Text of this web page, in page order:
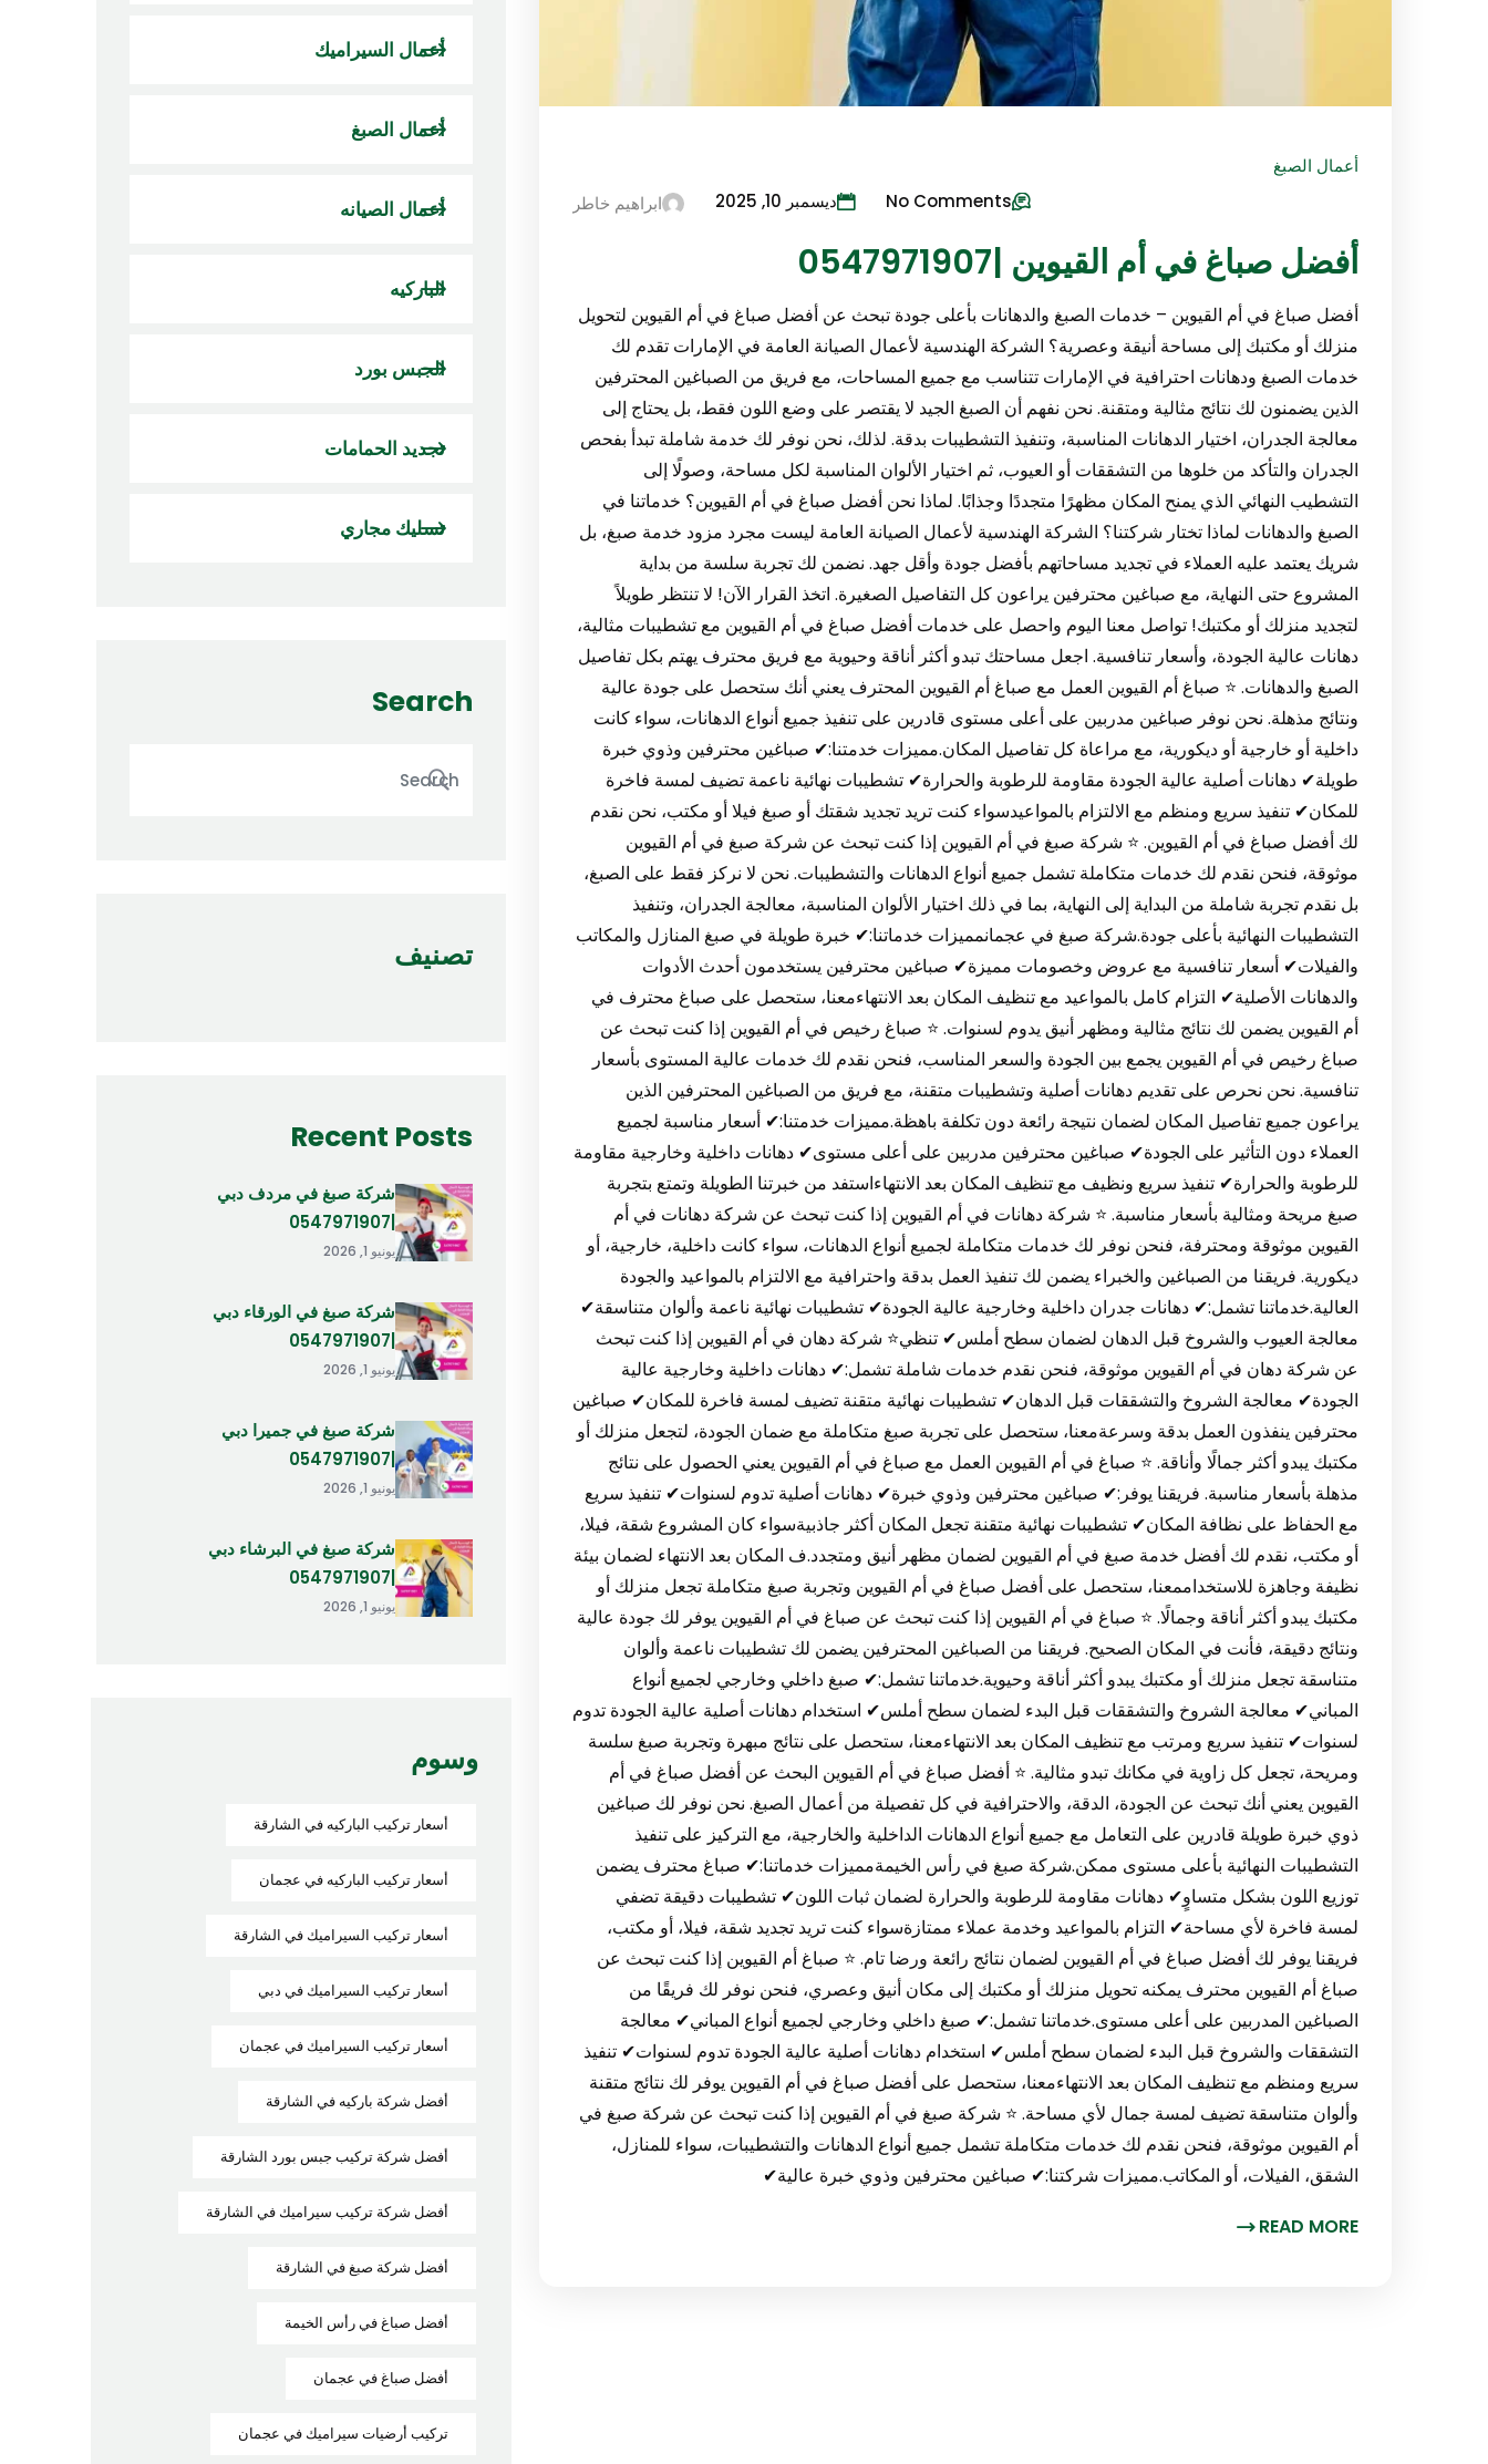
أعمال الصبغ
ابراهيم خاطر
ديسمبر 10, 2025 No Comments
أفضل صباغ في أم القيوين |0547971907
أفضل صباغ في أم القيوين – خدمات الصبغ والدهانات بأعلى جودة تبحث عن أفضل صباغ في أم القيوين لتحويل
منزلك أو مكتبك إلى مساحة أنيقة وعصرية؟ الشركة الهندسية لأعمال الصيانة العامة في الإمارات تقدم لك
خدمات الصبغ ودهانات احترافية في الإمارات تتناسب مع جميع المساحات، مع فريق من الصباغين المحترفين
الذين يضمنون لك نتائج مثالية ومتقنة. نحن نفهم أن الصبغ الجيد لا يقتصر على وضع اللون فقط، بل يحتاج إلى
معالجة الجدران، اختيار الدهانات المناسبة، وتنفيذ التشطيبات بدقة. لذلك، نحن نوفر لك خدمة شاملة تبدأ بفحص
الجدران والتأكد من خلوها من التشققات أو العيوب، ثم اختيار الألوان المناسبة لكل مساحة، وصولًا إلى
التشطيب النهائي الذي يمنح المكان مظهرًا متجددًا وجذابًا. لماذا نحن أفضل صباغ في أم القيوين؟ خدماتنا في
الصبغ والدهانات لماذا تختار شركتنا؟ الشركة الهندسية لأعمال الصيانة العامة ليست مجرد مزود خدمة صبغ، بل
شريك يعتمد عليه العملاء في تجديد مساحاتهم بأفضل جودة وأقل جهد. نضمن لك تجربة سلسة من بداية
المشروع حتى النهاية، مع صباغين محترفين يراعون كل التفاصيل الصغيرة. اتخذ القرار الآن! لا تنتظر طويلاً
لتجديد منزلك أو مكتبك! تواصل معنا اليوم واحصل على خدمات أفضل صباغ في أم القيوين مع تشطيبات مثالية،
دهانات عالية الجودة، وأسعار تنافسية. اجعل مساحتك تبدو أكثر أناقة وحيوية مع فريق محترف يهتم بكل تفاصيل
الصبغ والدهانات. ⭐ صباغ أم القيوين العمل مع صباغ أم القيوين المحترف يعني أنك ستحصل على جودة عالية
ونتائج مذهلة. نحن نوفر صباغين مدربين على أعلى مستوى قادرين على تنفيذ جميع أنواع الدهانات، سواء كانت
داخلية أو خارجية أو ديكورية، مع مراعاة كل تفاصيل المكان.مميزات خدمتنا:✔ صباغين محترفين وذوي خبرة
طويلة✔ دهانات أصلية عالية الجودة مقاومة للرطوبة والحرارة✔ تشطيبات نهائية ناعمة تضيف لمسة فاخرة
للمكان✔ تنفيذ سريع ومنظم مع الالتزام بالمواعيدسواء كنت تريد تجديد شقتك أو صبغ فيلا أو مكتب، نحن نقدم
لك أفضل صباغ في أم القيوين. ⭐ شركة صبغ في أم القيوين إذا كنت تبحث عن شركة صبغ في أم القيوين
موثوقة، فنحن نقدم لك خدمات متكاملة تشمل جميع أنواع الدهانات والتشطيبات. نحن لا نركز فقط على الصبغ،
بل نقدم تجربة شاملة من البداية إلى النهاية، بما في ذلك اختيار الألوان المناسبة، معالجة الجدران، وتنفيذ
التشطيبات النهائية بأعلى جودة.شركة صبغ في عجمانمميزات خدماتنا:✔ خبرة طويلة في صبغ المنازل والمكاتب
والفيلات✔ أسعار تنافسية مع عروض وخصومات مميزة✔ صباغين محترفين يستخدمون أحدث الأدوات
والدهانات الأصلية✔ التزام كامل بالمواعيد مع تنظيف المكان بعد الانتهاءمعنا، ستحصل على صباغ محترف في
أم القيوين يضمن لك نتائج مثالية ومظهر أنيق يدوم لسنوات. ⭐ صباغ رخيص في أم القيوين إذا كنت تبحث عن
صباغ رخيص في أم القيوين يجمع بين الجودة والسعر المناسب، فنحن نقدم لك خدمات عالية المستوى بأسعار
تنافسية. نحن نحرص على تقديم دهانات أصلية وتشطيبات متقنة، مع فريق من الصباغين المحترفين الذين
يراعون جميع تفاصيل المكان لضمان نتيجة رائعة دون تكلفة باهظة.مميزات خدمتنا:✔ أسعار مناسبة لجميع
العملاء دون التأثير على الجودة✔ صباغين محترفين مدربين على أعلى مستوى✔ دهانات داخلية وخارجية مقاومة
للرطوبة والحرارة✔ تنفيذ سريع ونظيف مع تنظيف المكان بعد الانتهاءاستفد من خبرتنا الطويلة وتمتع بتجربة
صبغ مريحة ومثالية بأسعار مناسبة. ⭐ شركة دهانات في أم القيوين إذا كنت تبحث عن شركة دهانات في أم
القيوين موثوقة ومحترفة، فنحن نوفر لك خدمات متكاملة لجميع أنواع الدهانات، سواء كانت داخلية، خارجية، أو
ديكورية. فريقنا من الصباغين والخبراء يضمن لك تنفيذ العمل بدقة واحترافية مع الالتزام بالمواعيد والجودة
العالية.خدماتنا تشمل:✔ دهانات جدران داخلية وخارجية عالية الجودة✔ تشطيبات نهائية ناعمة وألوان متناسقة✔
معالجة العيوب والشروخ قبل الدهان لضمان سطح أملس✔ تنظي⭐ شركة دهان في أم القيوين إذا كنت تبحث
عن شركة دهان في أم القيوين موثوقة، فنحن نقدم خدمات شاملة تشمل:✔ دهانات داخلية وخارجية عالية
الجودة✔ معالجة الشروخ والتشققات قبل الدهان✔ تشطيبات نهائية متقنة تضيف لمسة فاخرة للمكان✔ صباغين
محترفين ينفذون العمل بدقة وسرعةمعنا، ستحصل على تجربة صبغ متكاملة مع ضمان الجودة، لتجعل منزلك أو
مكتبك يبدو أكثر جمالًا وأناقة. ⭐ صباغ في أم القيوين العمل مع صباغ في أم القيوين يعني الحصول على نتائج
مذهلة بأسعار مناسبة. فريقنا يوفر:✔ صباغين محترفين وذوي خبرة✔ دهانات أصلية تدوم لسنوات✔ تنفيذ سريع
مع الحفاظ على نظافة المكان✔ تشطيبات نهائية متقنة تجعل المكان أكثر جاذبيةسواء كان المشروع شقة، فيلا،
أو مكتب، نقدم لك أفضل خدمة صبغ في أم القيوين لضمان مظهر أنيق ومتجدد.ف المكان بعد الانتهاء لضمان بيئة
نظيفة وجاهزة للاستخداممعنا، ستحصل على أفضل صباغ في أم القيوين وتجربة صبغ متكاملة تجعل منزلك أو
مكتبك يبدو أكثر أناقة وجمالًا. ⭐ صباغ في أم القيوين إذا كنت تبحث عن صباغ في أم القيوين يوفر لك جودة عالية
ونتائج دقيقة، فأنت في المكان الصحيح. فريقنا من الصباغين المحترفين يضمن لك تشطيبات ناعمة وألوان
متناسقة تجعل منزلك أو مكتبك يبدو أكثر أناقة وحيوية.خدماتنا تشمل:✔ صبغ داخلي وخارجي لجميع أنواع
المباني✔ معالجة الشروخ والتشققات قبل البدء لضمان سطح أملس✔ استخدام دهانات أصلية عالية الجودة تدوم
لسنوات✔ تنفيذ سريع ومرتب مع تنظيف المكان بعد الانتهاءمعنا، ستحصل على نتائج مبهرة وتجربة صبغ سلسة
ومريحة، تجعل كل زاوية في مكانك تبدو مثالية. ⭐ أفضل صباغ في أم القيوين البحث عن أفضل صباغ في أم
القيوين يعني أنك تبحث عن الجودة، الدقة، والاحترافية في كل تفصيلة من أعمال الصبغ. نحن نوفر لك صباغين
ذوي خبرة طويلة قادرين على التعامل مع جميع أنواع الدهانات الداخلية والخارجية، مع التركيز على تنفيذ
التشطيبات النهائية بأعلى مستوى ممكن.شركة صبغ في رأس الخيمةمميزات خدماتنا:✔ صباغ محترف يضمن
توزيع اللون بشكل متساوٍ✔ دهانات مقاومة للرطوبة والحرارة لضمان ثبات اللون✔ تشطيبات دقيقة تضفي
لمسة فاخرة لأي مساحة✔ التزام بالمواعيد وخدمة عملاء ممتازةسواء كنت تريد تجديد شقة، فيلا، أو مكتب،
فريقنا يوفر لك أفضل صباغ في أم القيوين لضمان نتائج رائعة ورضا تام. ⭐ صباغ أم القيوين إذا كنت تبحث عن
صباغ أم القيوين محترف يمكنه تحويل منزلك أو مكتبك إلى مكان أنيق وعصري، فنحن نوفر لك فريقًا من
الصباغين المدربين على أعلى مستوى.خدماتنا تشمل:✔ صبغ داخلي وخارجي لجميع أنواع المباني✔ معالجة
التشققات والشروخ قبل البدء لضمان سطح أملس✔ استخدام دهانات أصلية عالية الجودة تدوم لسنوات✔ تنفيذ
سريع ومنظم مع تنظيف المكان بعد الانتهاءمعنا، ستحصل على أفضل صباغ في أم القيوين يوفر لك نتائج متقنة
وألوان متناسقة تضيف لمسة جمال لأي مساحة. ⭐ شركة صبغ في أم القيوين إذا كنت تبحث عن شركة صبغ في
أم القيوين موثوقة، فنحن نقدم لك خدمات متكاملة تشمل جميع أنواع الدهانات والتشطيبات، سواء للمنازل،
الشقق، الفيلات، أو المكاتب.مميزات شركتنا:✔ صباغين محترفين وذوي خبرة عالية✔
READ MORE
أعمال السيراميك
أعمال الصبغ
أعمال الصيانه
الباركيه
الجبس بورد
تجديد الحمامات
تسليك مجاري
Search
تصنيف
Recent Posts
شركة صبغ في مردف دبي
يونيو 1, 2026
شركة صبغ في الورقاء دبي
يونيو 1, 2026
شركة صبغ في جميرا دبي
يونيو 1, 2026
شركة صبغ في البرشاء دبي
يونيو 1, 2026
وسوم
أسعار تركيب الباركيه في الشارقة
أسعار تركيب الباركيه في عجمان
أسعار تركيب السيراميك في الشارقة
أسعار تركيب السيراميك في دبي
أسعار تركيب السيراميك في عجمان
أفضل شركة باركيه في الشارقة
أفضل شركة تركيب جبس بورد الشارقة
أفضل شركة تركيب سيراميك في الشارقة
أفضل شركة صبغ في الشارقة
أفضل صباغ في رأس الخيمة
أفضل صباغ في عجمان
تركيب أرضيات سيراميك في عجمان